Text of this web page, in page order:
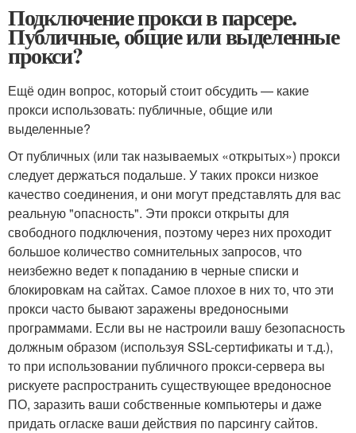
Подключение прокси в парсере.
Публичные, общие или выделенные
прокси?
Ещё один вопрос, который стоит обсудить — какие
прокси использовать: публичные, общие или
выделенные?
От публичных (или так называемых «открытых») прокси
следует держаться подальше. У таких прокси низкое
качество соединения, и они могут представлять для вас
реальную "опасность". Эти прокси открыты для
свободного подключения, поэтому через них проходит
большое количество сомнительных запросов, что
неизбежно ведет к попаданию в черные списки и
блокировкам на сайтах. Самое плохое в них то, что эти
прокси часто бывают заражены вредоносными
программами. Если вы не настроили вашу безопасность
должным образом (используя SSL-сертификаты и т.д.),
то при использовании публичного прокси-сервера вы
рискуете распространить существующее вредоносное
ПО, заразить ваши собственные компьютеры и даже
придать огласке ваши действия по парсингу сайтов.